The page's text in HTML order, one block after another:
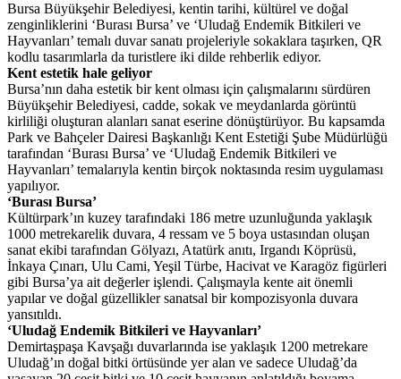
Bursa Büyükşehir Belediyesi, kentin tarihi, kültürel ve doğal
zenginliklerini ‘Burası Bursa’ ve ‘Uludağ Endemik Bitkileri ve
Hayvanları’ temalı duvar sanatı projeleriyle sokaklara taşırken, QR
kodlu tasarımlarla da turistlere iki dilde rehberlik ediyor.
Kent estetik hale geliyor
Bursa’nın daha estetik bir kent olması için çalışmalarını sürdüren
Büyükşehir Belediyesi, cadde, sokak ve meydanlarda görüntü
kirliliği oluşturan alanları sanat eserine dönüştürüyor. Bu kapsamda
Park ve Bahçeler Dairesi Başkanlığı Kent Estetiği Şube Müdürlüğü
tarafından ‘Burası Bursa’ ve ‘Uludağ Endemik Bitkileri ve
Hayvanları’ temalarıyla kentin birçok noktasında resim uygulaması
yapılıyor.
‘Burası Bursa’
Kültürpark’ın kuzey tarafındaki 186 metre uzunluğunda yaklaşık
1000 metrekarelik duvara, 4 ressam ve 5 boya ustasından oluşan
sanat ekibi tarafından Gölyazı, Atatürk anıtı, Irgandı Köprüsü,
İnkaya Çınarı, Ulu Cami, Yeşil Türbe, Hacivat ve Karagöz figürleri
gibi Bursa’ya ait değerler işlendi. Çalışmayla kente ait önemli
yapılar ve doğal güzellikler sanatsal bir kompozisyonla duvara
yansıtıldı.
‘Uludağ Endemik Bitkileri ve Hayvanları’
Demirtaşpaşa Kavşağı duvarlarında ise yaklaşık 1200 metrekare
Uludağ’ın doğal bitki örtüsünde yer alan ve sadece Uludağ’da